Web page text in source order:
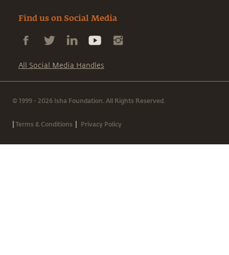
Find us on Social Media
All Social Media Handles
© 1999 - 2026 Isha Foundation. All Rights Reserved.
|Terms & Conditions | Privacy Policy